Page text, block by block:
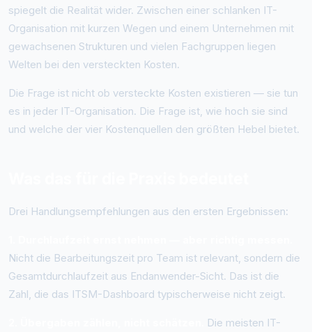
spiegelt die Realität wider. Zwischen einer schlanken IT-
Organisation mit kurzen Wegen und einem Unternehmen mit
gewachsenen Strukturen und vielen Fachgruppen liegen
Welten bei den versteckten Kosten.
Die Frage ist nicht ob versteckte Kosten existieren — sie tun
es in jeder IT-Organisation. Die Frage ist, wie hoch sie sind
und welche der vier Kostenquellen den größten Hebel bietet.
Drei Handlungsempfehlungen aus den ersten Ergebnissen:
Nicht die Bearbeitungszeit pro Team ist relevant, sondern die
Gesamtdurchlaufzeit aus Endanwender-Sicht. Das ist die
Zahl, die das ITSM-Dashboard typischerweise nicht zeigt.
Die meisten IT-